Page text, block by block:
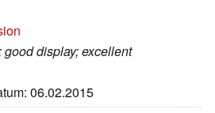
display; excellent
06.02.2015